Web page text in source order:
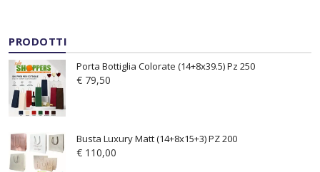
PRODOTTI
Porta Bottiglia Colorate (14+8x39.5) Pz 250
€ 79,50
Busta Luxury Matt (14+8x15+3) PZ 200
€ 110,00